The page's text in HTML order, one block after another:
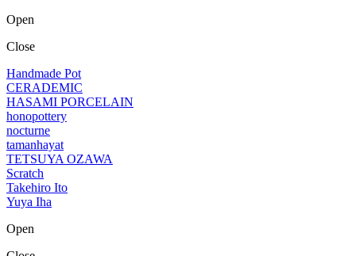
Open
Close
Handmade Pot
CERADEMIC
HASAMI PORCELAIN
honopottery
nocturne
tamanhayat
TETSUYA OZAWA
Scratch
Takehiro Ito
Yuya Iha
Open